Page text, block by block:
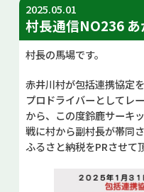
2025.05.01
村長通信NO236
村長の馬場です。
赤井川村が包括連携協定
プロドライバーとしてレ
から、この度鈴鹿サーキ
戦に村から副村長が帯同
ふるさと納税をPRさせて